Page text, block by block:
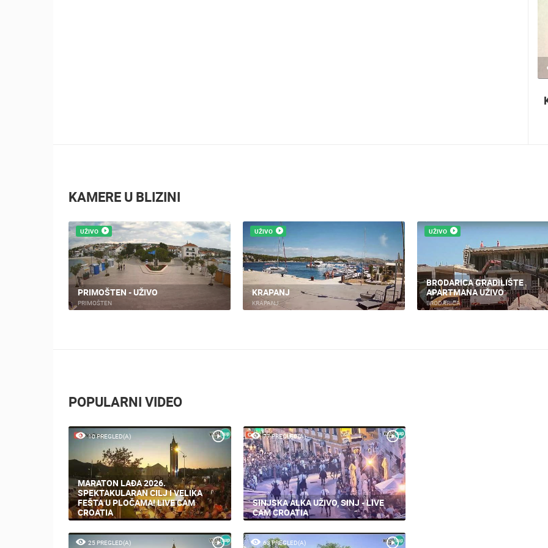
KAMERE U BLIZINI
UŽIVO
ZLARIN OKRETNA KAMERA
ZLARIN
UŽIVO
ZLARIN - MARINA
ZLARIN
UŽIVO
BRODOGRADILIŠTE TROGIR -
CAM08
TROGIR
POPULARNI VIDEO
10 PREGLED(A)
MARATON LAĐA 2026.
SPEKTAKULARAN CILJ I VELIKA
FEŠTA U PLOČAMA! LIVE CAM
CROATIA
77 PREGLED(A)
SINJSKA ALKA UŽIVO, SINJ - LIVE
CAM CROATIA
25 PREGLED(A) 63 PREGLED(A)